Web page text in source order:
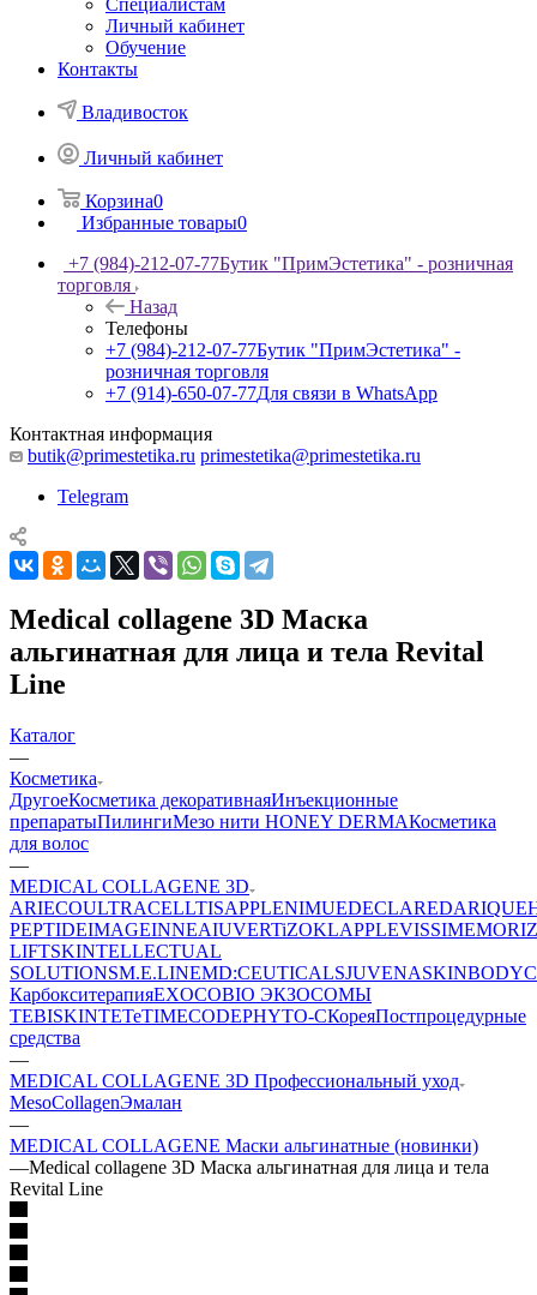
Специалистам
Личный кабинет
Обучение
Контакты
Владивосток
Личный кабинет
Корзина0
Избранные товары0
+7 (984)-212-07-77Бутик "ПримЭстетика" - розничная
торговля
Назад
Телефоны
+7 (984)-212-07-77Бутик "ПримЭстетика" -
розничная торговля
+7 (914)-650-07-77Для связи в WhatsApp
Контактная информация
butik@primestetika.ru primestetika@primestetika.ru
Telegram
Medical collagene 3D Маска
альгинатная для лица и тела Revital
Line
Каталог
—
Косметика
ДругоеКосметика декоративнаяИнъекционные
препаратыПилингиМезо нити HONEY DERMAКосметика
для волос
—
MEDICAL COLLAGENE 3D
ARIECOULTRACELLTISAPPLENIMUEDECLAREDARIQUE
PEPTIDEIMAGEINNEAIUVERTiZOKLAPPLEVISSIME
LIFTSKINTELLECTUAL
SOLUTIONSM.E.LINEMD:CEUTICALSJUVENASKINBODY
КарбокситерапияEXOCOBIO ЭКЗОСОМЫ
TEBISKINTETeTIMECODEPHYTO-CКореяПостпроцедурные
средства
—
MEDICAL COLLAGENE 3D Профессиональный уход
MesoCollagenЭмалан
—
MEDICAL COLLAGENE Маски альгинатные (новинки)
—Medical collagene 3D Маска альгинатная для лица и тела
Revital Line